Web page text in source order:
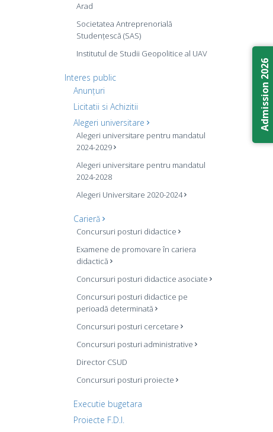
Arad
Societatea Antreprenorială
Studențescă (SAS)
Institutul de Studii Geopolitice al UAV
Interes public
Anunțuri
Licitatii si Achizitii
Alegeri universitare
Alegeri universitare pentru mandatul
2024-2029
Alegeri universitare pentru mandatul
2024-2028
Alegeri Universitare 2020-2024
Carieră
Concursuri posturi didactice
Examene de promovare în cariera
didactică
Concursuri posturi didactice asociate
Concursuri posturi didactice pe
perioadă determinată
Concursuri posturi cercetare
Concursuri posturi administrative
Director CSUD
Concursuri posturi proiecte
Executie bugetara
Proiecte F.D.I.
Admission 2026